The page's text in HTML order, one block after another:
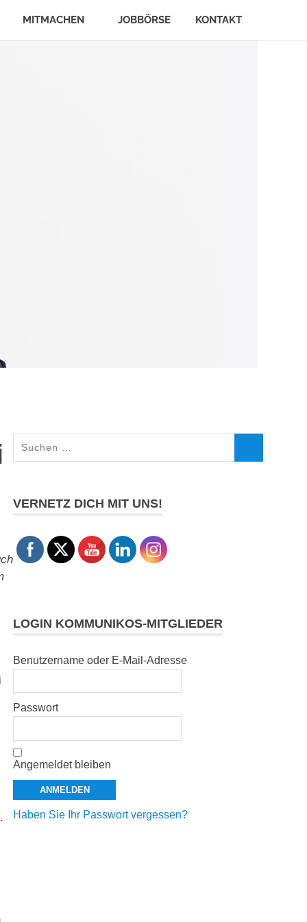
MITMACHEN JOBBÖRSE KONTAKT
VERNETZ DICH MIT UNS!
LOGIN KOMMUNIKOS-MITGLIEDER
Benutzername oder E-Mail-Adresse
Passwort
Angemeldet bleiben
Haben Sie Ihr Passwort vergessen?